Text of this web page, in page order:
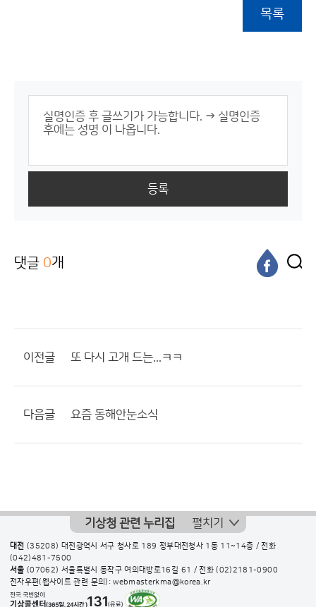
목록
등록
댓글 0개
이전글 또 다시 고개 드는...ㅋㅋ
다음글 요즘 동해안눈소식
기상청 관련 누리집 펼치기
대전 (35208) 대전광역시 서구 청사로 189 정부대전청사 1동 11~14층 / 전화
(042)481-7500
서울 (07062) 서울특별시 동작구 여의대방로16길 61 / 전화(02)2181-0900
전자우편(웹사이트 관련 문의): webmasterkma@korea.kr